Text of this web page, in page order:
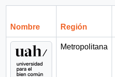
Nombre Región
Metropolitana